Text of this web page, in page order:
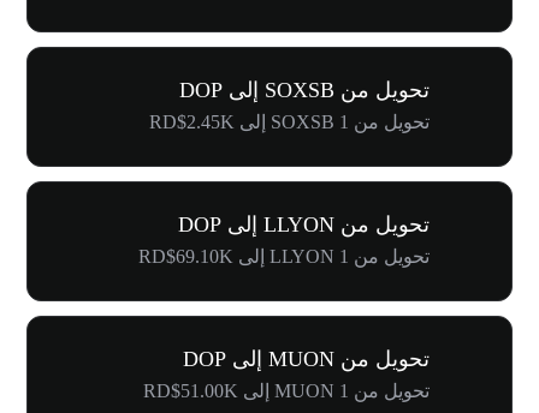
تحويل من SOXSB إلى DOP
تحويل من 1 SOXSB إلى RD$2.45K
تحويل من LLYON إلى DOP
تحويل من 1 LLYON إلى RD$69.10K
تحويل من MUON إلى DOP
تحويل من 1 MUON إلى RD$51.00K